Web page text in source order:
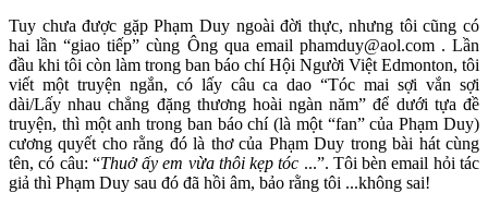
Tuy chưa được gặp Phạm Duy ngoài đời thực, nhưng tôi cũng có
hai lần “giao tiếp” cùng Ông qua email phamduy@aol.com . Lần
đầu khi tôi còn làm trong ban báo chí Hội Người Việt Edmonton, tôi
viết một truyện ngắn, có lấy câu ca dao “Tóc mai sợi vắn sợi
dài/Lấy nhau chẳng đặng thương hoài ngàn năm” để dưới tựa đề
truyện, thì một anh trong ban báo chí (là một “fan” của Phạm Duy)
cương quyết cho rằng đó là thơ của Phạm Duy trong bài hát cùng
tên, có câu: “Thuở ấy em vừa thôi kẹp tóc ...”. Tôi bèn email hỏi tác
giả thì Phạm Duy sau đó đã hồi âm, bảo rằng tôi ...không sai!